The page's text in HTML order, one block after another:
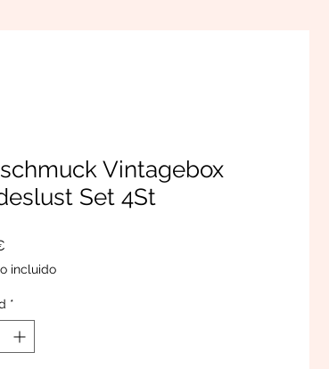
Vintagebox
Set 4St
incluido
*